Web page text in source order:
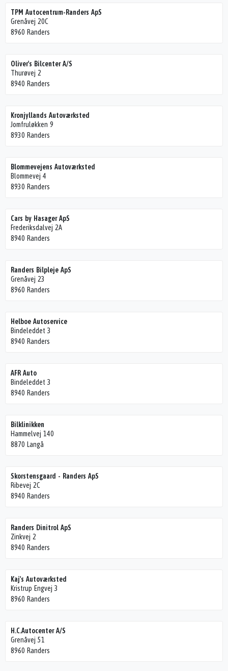
TPM Autocentrum-Randers ApS
Grenåvej 20C
8960 Randers
Oliver's Bilcenter A/S
Thurøvej 2
8940 Randers
Kronjyllands Autoværksted
Jomfruløkken 9
8930 Randers
Blommevejens Autoværksted
Blommevej 4
8930 Randers
Cars by Hasager ApS
Frederiksdalvej 2A
8940 Randers
Randers Bilpleje ApS
Grenåvej 23
8960 Randers
Helboe Autoservice
Bindeleddet 3
8940 Randers
AFR Auto
Bindeleddet 3
8940 Randers
Bilklinikken
Hammelvej 140
8870 Langå
Skorstensgaard - Randers ApS
Ribevej 2C
8940 Randers
Randers Dinitrol ApS
Zinkvej 2
8940 Randers
Kaj's Autoværksted
Kristrup Engvej 3
8960 Randers
H.C.Autocenter A/S
Grenåvej 51
8960 Randers